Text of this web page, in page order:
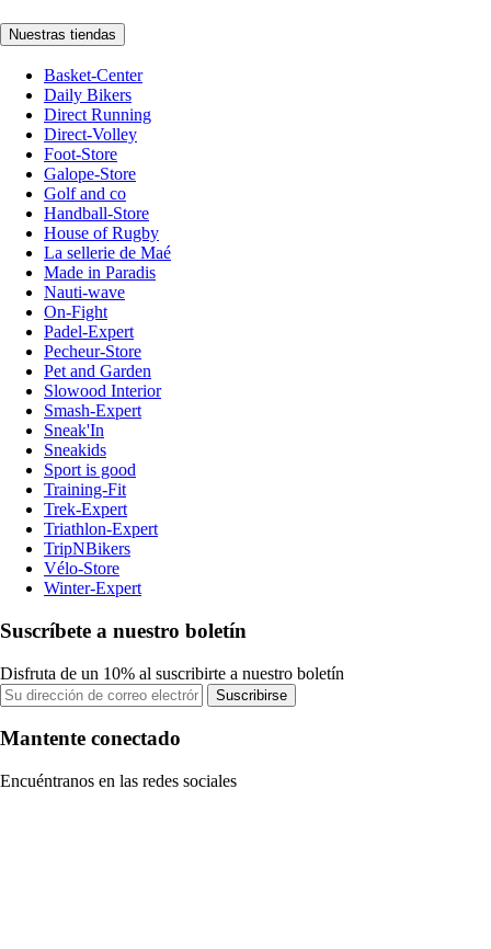
Nuestras tiendas
Basket-Center
Daily Bikers
Direct Running
Direct-Volley
Foot-Store
Galope-Store
Golf and co
Handball-Store
House of Rugby
La sellerie de Maé
Made in Paradis
Nauti-wave
On-Fight
Padel-Expert
Pecheur-Store
Pet and Garden
Slowood Interior
Smash-Expert
Sneak'In
Sneakids
Sport is good
Training-Fit
Trek-Expert
Triathlon-Expert
TripNBikers
Vélo-Store
Winter-Expert
Suscríbete a nuestro boletín
Disfruta de un 10% al suscribirte a nuestro boletín
Suscribirse
Mantente conectado
Encuéntranos en las redes sociales